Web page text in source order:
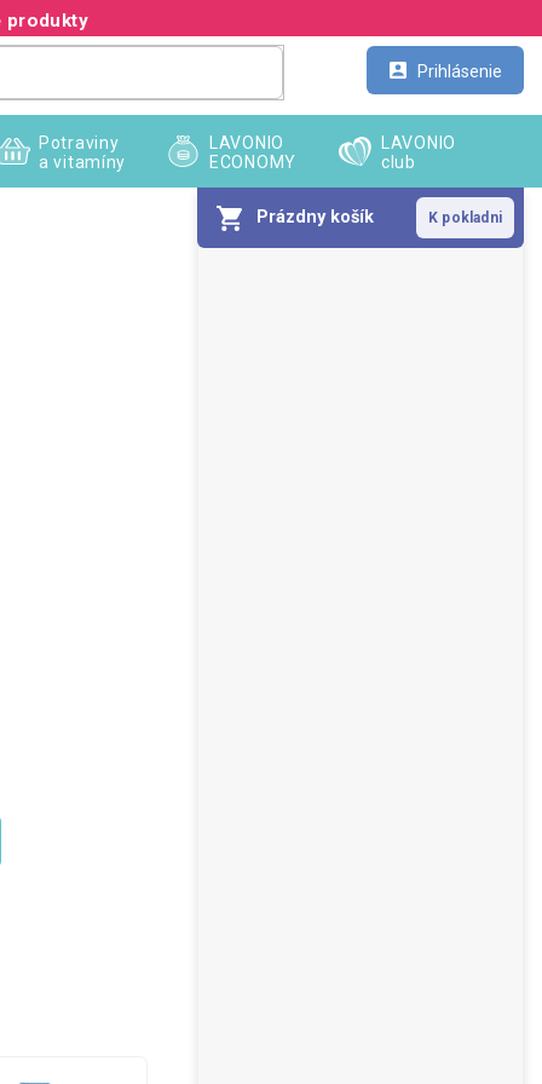
produkty
Prihlásenie
Prázdny košík
Potraviny
a vitamíny
LAVONIO
ECONOMY
LAVONIO
club